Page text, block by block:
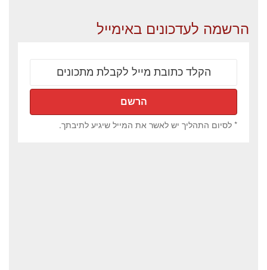
הרשמה לעדכונים באימייל
* לסיום התהליך יש לאשר את המייל שיגיע לתיבתך.